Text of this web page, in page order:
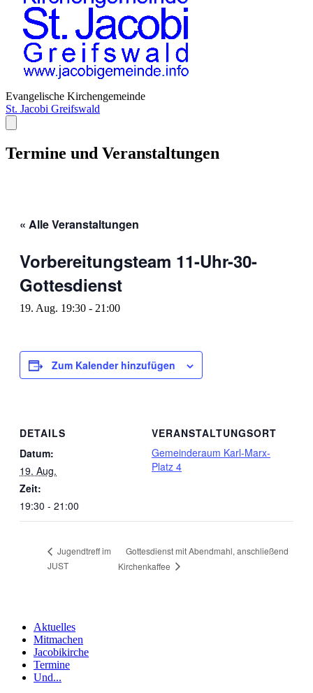
Evangelische Kirchengemeinde
St. Jacobi Greifswald
Termine und Veranstaltungen
« Alle Veranstaltungen
Vorbereitungsteam 11-Uhr-30-
Gottesdienst
19. Aug. 19:30 - 21:00
Zum Kalender hinzufügen
DETAILS
Datum:
19. Aug.
Zeit:
19:30 - 21:00
VERANSTALTUNGSORT
Gemeinderaum Karl-Marx-
Platz 4
Jugendtreff im
JUST
Gottesdienst mit Abendmahl, anschließend
Kirchenkaffee
Aktuelles
Mitmachen
Jacobikirche
Termine
Und...